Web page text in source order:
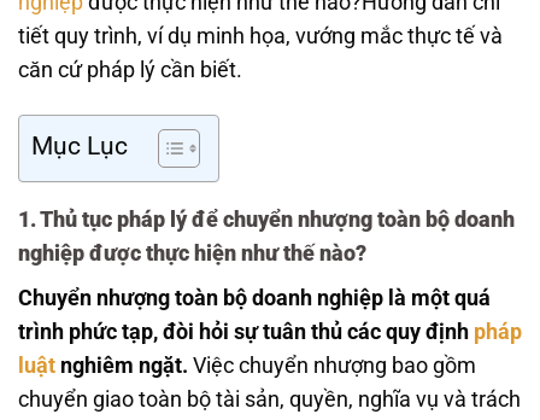
tiết quy trình, ví dụ minh họa, vướng mắc thực tế và
căn cứ pháp lý cần biết.
Mục Lục
1. Thủ tục pháp lý để chuyển nhượng toàn bộ doanh
nghiệp được thực hiện như thế nào?
Chuyển nhượng toàn bộ doanh nghiệp là một quá
trình phức tạp, đòi hỏi sự tuân thủ các quy định pháp
luật nghiêm ngặt. Việc chuyển nhượng bao gồm
chuyển giao toàn bộ tài sản, quyền, nghĩa vụ và trách